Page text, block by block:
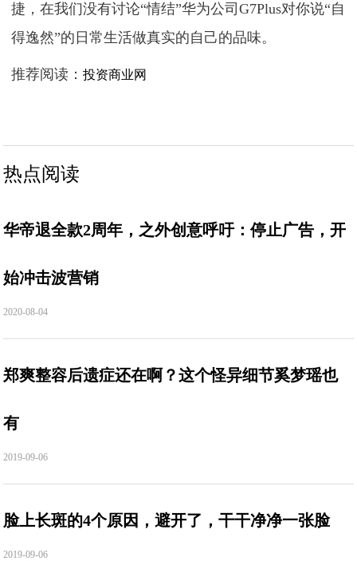
捷，在我们没有讨论“情结”华为公司G7Plus对你说“自
得逸然”的日常生活做真实的自己的品味。
推荐阅读：投资商业网
热点阅读
华帝退全款2周年，之外创意呼吁：停止广告，开
始冲击波营销
2020-08-04
郑爽整容后遗症还在啊？这个怪异细节奚梦瑶也
有
2019-09-06
脸上长斑的4个原因，避开了，干干净净一张脸
2019-09-06